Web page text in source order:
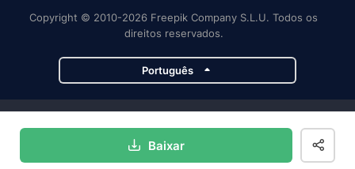
Baixar
Copyright © 2010-2026 Freepik Company S.L.U. Todos os
direitos reservados.
Português
Magnific Flaticon